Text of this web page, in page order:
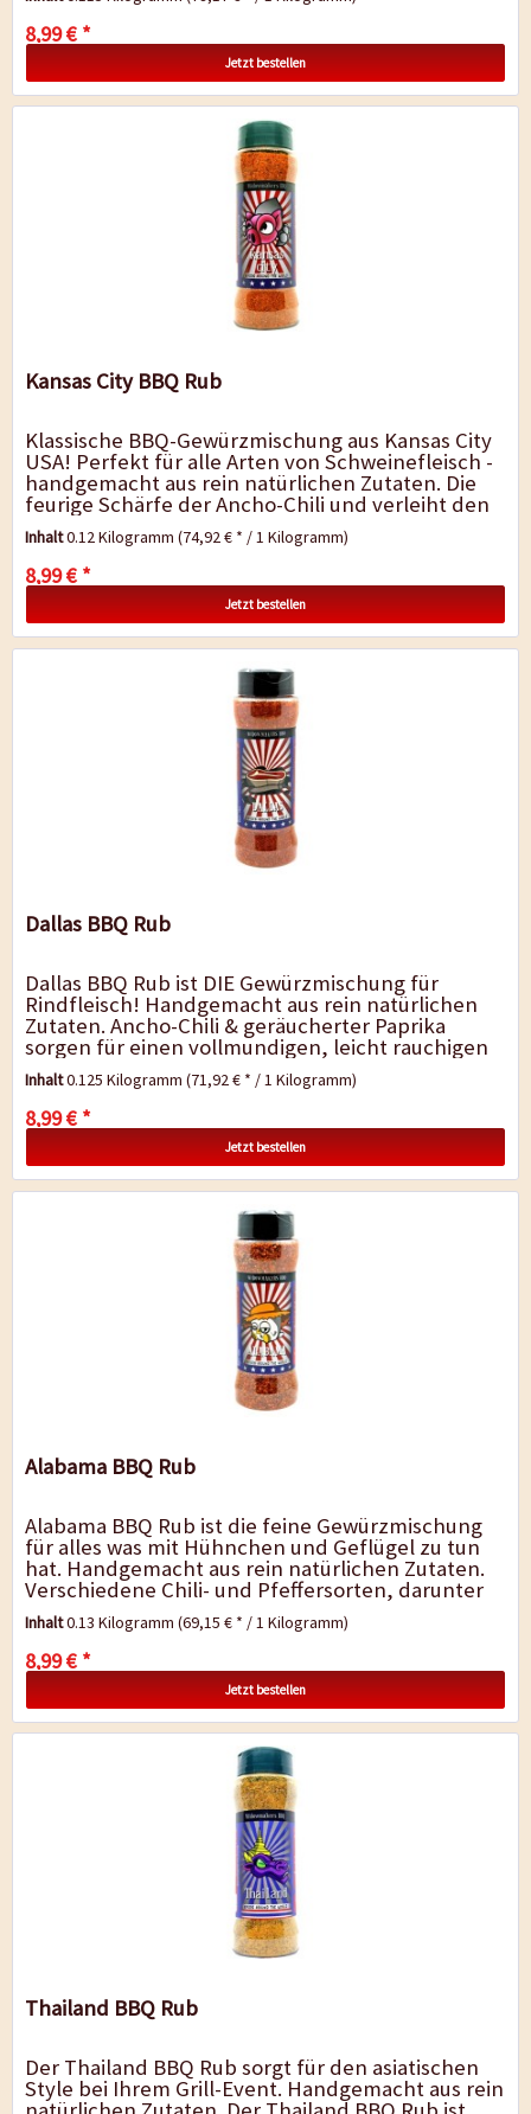
8,99 € *
Jetzt bestellen
Kansas City BBQ Rub
Klassische BBQ-Gewürzmischung aus Kansas City
USA! Perfekt für alle Arten von Schweinefleisch -
handgemacht aus rein natürlichen Zutaten. Die
feurige Schärfe der Ancho-Chili und verleiht den
Grill-Gerichten eine...
Inhalt0.12 Kilogramm(74,92 € * / 1 Kilogramm)
8,99 € *
Jetzt bestellen
Dallas BBQ Rub
Dallas BBQ Rub ist DIE Gewürzmischung für
Rindfleisch! Handgemacht aus rein natürlichen
Zutaten. Ancho-Chili & geräucherter Paprika
sorgen für einen vollmundigen, leicht rauchigen
Geschmack, abgerundet von...
Inhalt0.125 Kilogramm(71,92 € * / 1 Kilogramm)
8,99 € *
Jetzt bestellen
Alabama BBQ Rub
Alabama BBQ Rub ist die feine Gewürzmischung
für alles was mit Hühnchen und Geflügel zu tun
hat. Handgemacht aus rein natürlichen Zutaten.
Verschiedene Chili- und Pfeffersorten, darunter
der aromatische...
Inhalt0.13 Kilogramm(69,15 € * / 1 Kilogramm)
8,99 € *
Jetzt bestellen
Thailand BBQ Rub
Der Thailand BBQ Rub sorgt für den asiatischen
Style bei Ihrem Grill-Event. Handgemacht aus rein